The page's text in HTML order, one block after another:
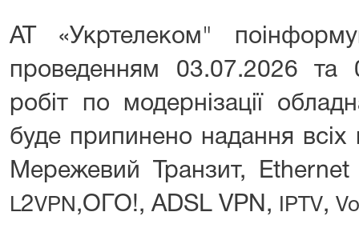
АТ «Укртелеком"
проведенням 03.07.2026 та
робіт по модернізації
буде припинено надання всіх
Мережевий Транзит,
L2VPN ,ОГО!, ADSL VPN, IPTV,